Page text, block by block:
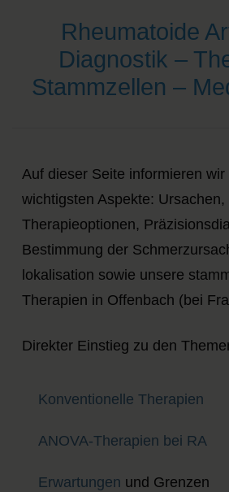
Rheumatoide
Diagnostik –
Stammzellen –
Auf dieser Seite informieren
wichtigsten Aspekte: Ursachen,
Therapieoptionen,
Bestimmung der
lokalisation sowie unsere
Therapien in Offenbach (bei
Direkter Einstieg zu den
Konventionelle Therapien
ANOVA-Therapien bei RA
Erwartungen und Grenzen